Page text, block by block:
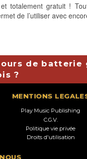
totalement gratuit !
de l’utiliser avec
de batterie
?
MENTIONS
Play Music Publishing
C.G.V.
Politique vie privée
Droits d'utilisation